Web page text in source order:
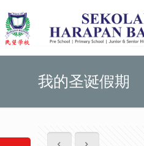
我的圣诞假期